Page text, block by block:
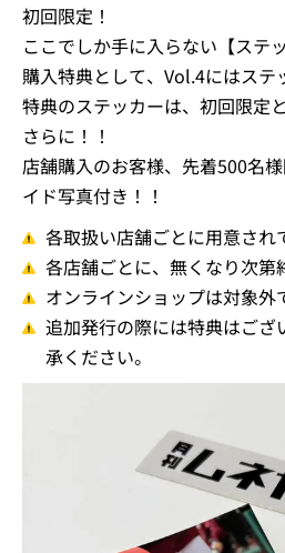
初回限定！
ここでしか手に入らない【ステ
購入特典として、Vol.4にはステ
特典のステッカーは、初回限定
さらに！！
店舗購入のお客様、先着500名
イド写真付き！！
各取扱い店舗ごとに用意され
各店舗ごとに、無くなり次第
オンラインショップは対象外
追加発行の際には特典はござ
承ください。